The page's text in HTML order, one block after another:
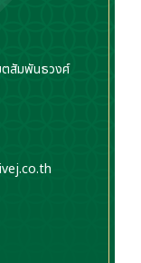
ตสัมพันธวงศ์